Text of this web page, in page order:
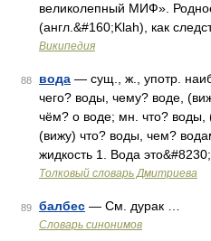
великолепный МИФ».
(англ.&#160;Klah), как
Википедия
88 вода — сущ., ж., употр.
чего? воды, чему? воде,
чём? о воде; мн. что? воды,
(вижу) что? воды, чем?
жидкость 1. Вода
Толковый словарь Дмитриева
89 балбес — См. дурак …
Словарь синонимов